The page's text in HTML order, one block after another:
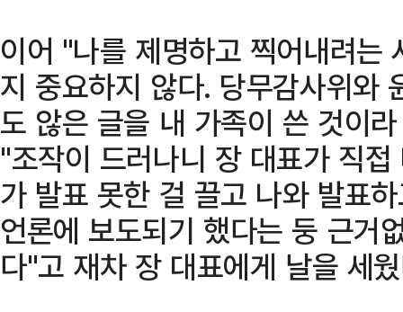
이어 "나를 제명하고 찍어내려는
지 중요하지 않다. 당무감사위와
도 않은 글을 내 가족이 쓴 것이
"조작이 드러나니 장 대표가 직
가 발표 못한 걸 끌고 나와 발표
언론에 보도되기 했다는 둥 근거
다"고 재차 장 대표에게 날을 세